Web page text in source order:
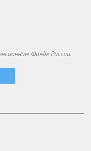
Фонде России.